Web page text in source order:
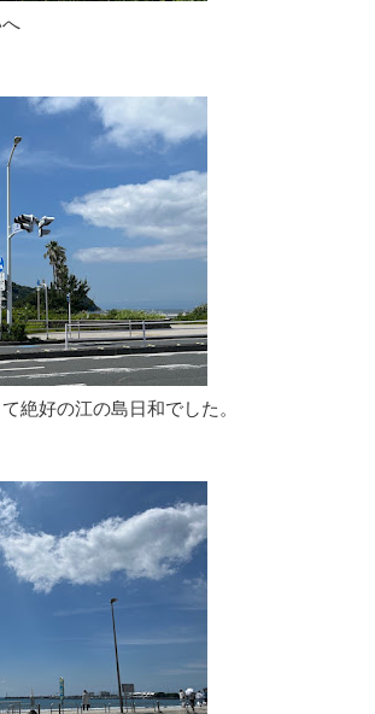
絶好の江の島日和でした。